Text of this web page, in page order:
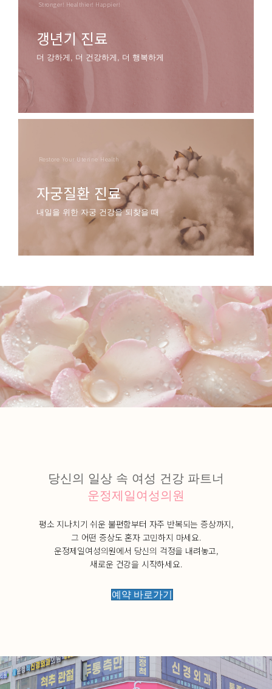
Stronger! Healthier! Happier!
갱년기 진료
더 강하게, 더 건강하게, 더 행복하게
Restore Your Uterine Health
자궁질환 진료
내일을 위한 자궁 건강을 되찾을 때
당신의 일상 속 여성 건강 파트너
운정제일여성의원
평소 지나치기 쉬운 불편함부터 자주 반복되는 증상까지,
그 어떤 증상도 혼자 고민하지 마세요.
운정제일여성의원에서 당신의 걱정을 내려놓고,
새로운 건강을 시작하세요.
예약 바로가기